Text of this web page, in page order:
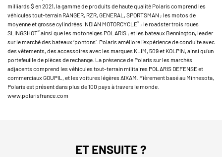
milliards $ en 2021, la gamme de produits de haute qualité Polaris comprend les
véhicules tout-terrain RANGER, RZR, GENERAL, SPORTSMAN ; les motos de
moyenne et grosse cylindrées INDIAN MOTORCYCLE® ; le roadster trois roues
SLINGSHOT®ainsi que les motoneiges POLARIS ; et les bateaux Bennington, leader
sur le marché des bateaux ‘pontons’. Polaris améliore l'expérience de conduite avec
des vêtements, des accessoires avec les marques KLIM, 509 et KOLPIN, ainsi qu'un
portefeuille de pièces de rechange. La présence de Polaris sur les marchés
adjacents comprend les véhicules tout-terrain militaires POLARIS DEFENSE et
commerciaux GOUPIL, et les voitures légères AIXAM. Fièrement basé au Minnesota,
Polaris est présent dans plus de 100 pays à travers le monde.
www.polarisfrance.com
ET ENSUITE ?